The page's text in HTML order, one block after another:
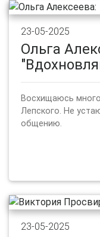
23-05-2025
Ольга
Восхищаюсь
Лепского. Не
общению.
23-05-2025